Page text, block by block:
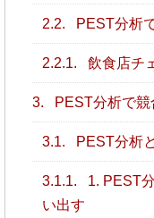
2.2. PEST分析
2.2.1. 飲食店チ
3. PEST分析で
3.1. PEST分析
3.1.1.
1. PEST
い出す